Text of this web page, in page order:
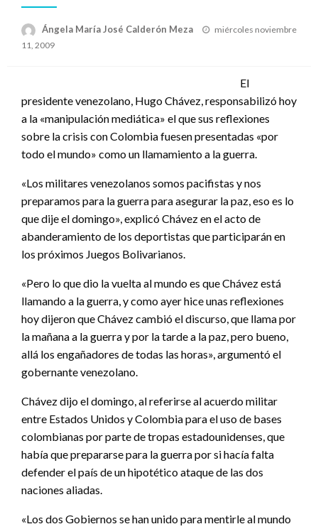
Ángela María José Calderón Meza
Publicado
miércoles noviembre
11, 2009
El
presidente venezolano, Hugo Chávez, responsabilizó hoy
a la «manipulación mediática» el que sus reflexiones
sobre la crisis con Colombia fuesen presentadas «por
todo el mundo» como un llamamiento a la guerra.
«Los militares venezolanos somos pacifistas y nos
preparamos para la guerra para asegurar la paz, eso es lo
que dije el domingo», explicó Chávez en el acto de
abanderamiento de los deportistas que participarán en
los próximos Juegos Bolivarianos.
«Pero lo que dio la vuelta al mundo es que Chávez está
llamando a la guerra, y como ayer hice unas reflexiones
hoy dijeron que Chávez cambió el discurso, que llama por
la mañana a la guerra y por la tarde a la paz, pero bueno,
allá los engañadores de todas las horas», argumentó el
gobernante venezolano.
Chávez dijo el domingo, al referirse al acuerdo militar
entre Estados Unidos y Colombia para el uso de bases
colombianas por parte de tropas estadounidenses, que
había que prepararse para la guerra por si hacía falta
defender el país de un hipotético ataque de las dos
naciones aliadas.
«Los dos Gobiernos se han unido para mentirle al mundo